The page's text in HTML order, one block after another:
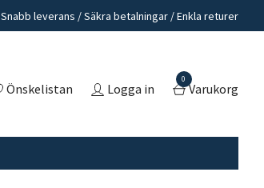
Snabb leverans / Säkra betalningar / Enkla returer
Önskelistan Logga in
0
Varukorg